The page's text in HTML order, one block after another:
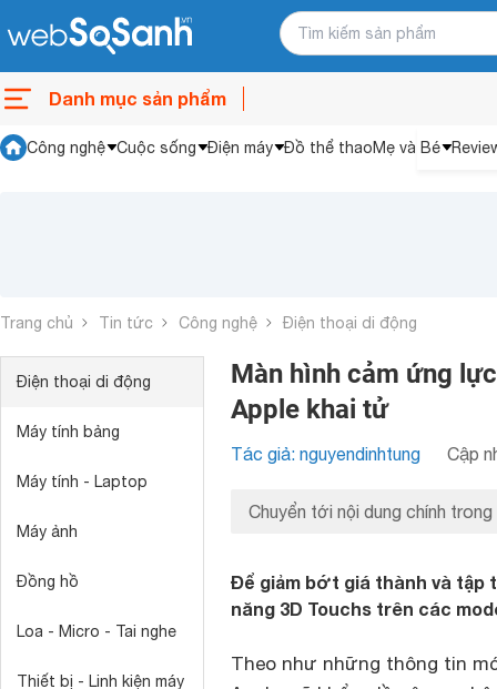
Danh mục sản phẩm
Công nghệ Cuộc sống Điện máy Đồ thể thaoMẹ và Bé
Trang chủ Tin tức Công nghệ Điện thoại di động
Điện thoại di động
Máy tính bảng
Máy tính - Laptop
Máy ảnh
Đồng hồ
Loa - Micro - Tai nghe
Thiết bị - Linh kiện máy
Màn hình cảm ứng
Apple khai tử
Tác giả: nguyendinhtung Cập
Chuyển tới nội dung chính trong
Để giảm bớt giá thành và tập
năng 3D Touchs trên các
Theo như những thông tin